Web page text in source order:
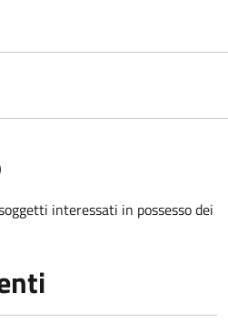
interessati in possesso dei